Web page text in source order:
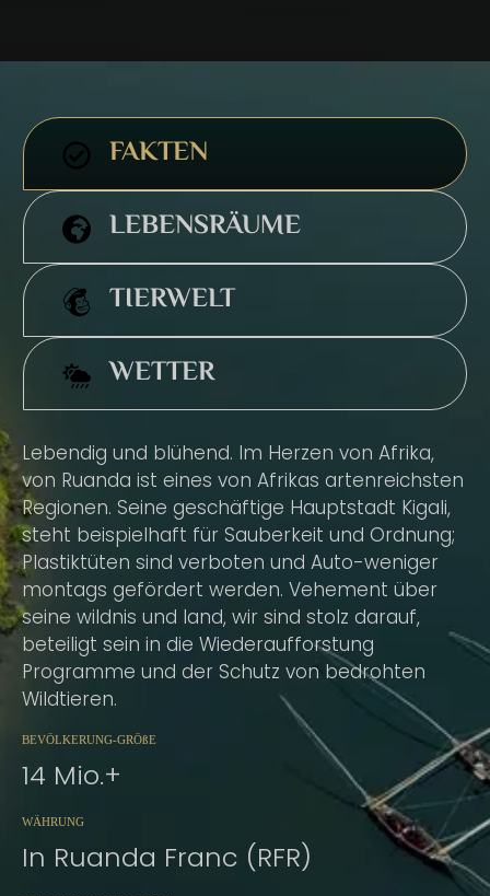
FAKTEN
LEBENSRÄUME
TIERWELT
WETTER
Lebendig und blühend. Im Herzen von Afrika,
von Ruanda ist eines von Afrikas artenreichsten
Regionen. Seine geschäftige Hauptstadt Kigali,
steht beispielhaft für Sauberkeit und Ordnung;
Plastiktüten sind verboten und Auto-weniger
montags gefördert werden. Vehement über
seine wildnis und land, wir sind stolz darauf,
beteiligt sein in die Wiederaufforstung
Programme und der Schutz von bedrohten
Wildtieren.
BEVÖLKERUNG-GRÖßE
14 Mio.+
WÄHRUNG
In Ruanda Franc (RFR)